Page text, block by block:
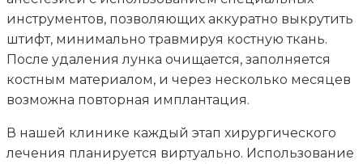
инструментов, позволяющих аккуратно выкрутить
штифт, минимально травмируя костную ткань.
После удаления лунка очищается, заполняется
костным материалом, и через несколько месяцев
возможна повторная имплантация.
В нашей клинике каждый этап хирургического
лечения планируется виртуально. Использование